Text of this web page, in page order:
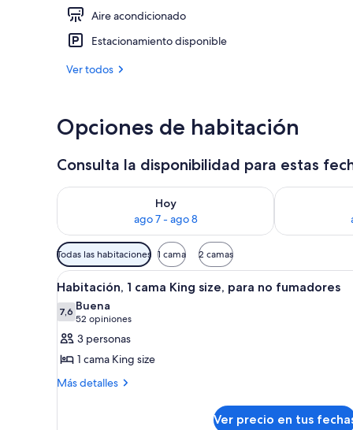
Aire acondicionado
Estacionamiento disponible
Ver todos
Opciones de habitación
Consulta la disponibilidad para estas
Hoy
ago 7 - ago 8
Consulta la disponibilidad para hoy ago 7 - ago 8
Consulta la
Filtros
disponibles
para
las
habitaciones
Todas las habitaciones 1 cama 2 camas
Ver
todas
las
fotos
de
Habitación,
1
Habitación de hotel con una
8
Habitación, 1 cama King size, para no fumadores
7,67,6 de 10
Buena
52 opiniones
(52
opiniones)
3 personas
1 cama King size
Más detalles
Más
Ver precio en tus